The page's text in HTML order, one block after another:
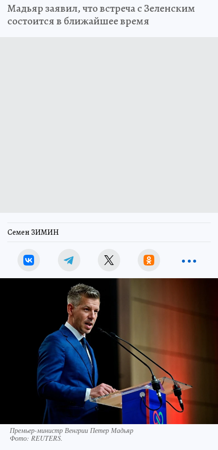
Мадьяр заявил, что встреча с Зеленским
состоится в ближайшее время
Семен ЗИМИН
Премьер-министр Венгрии Петер Мадьяр
Фото: REUTERS.